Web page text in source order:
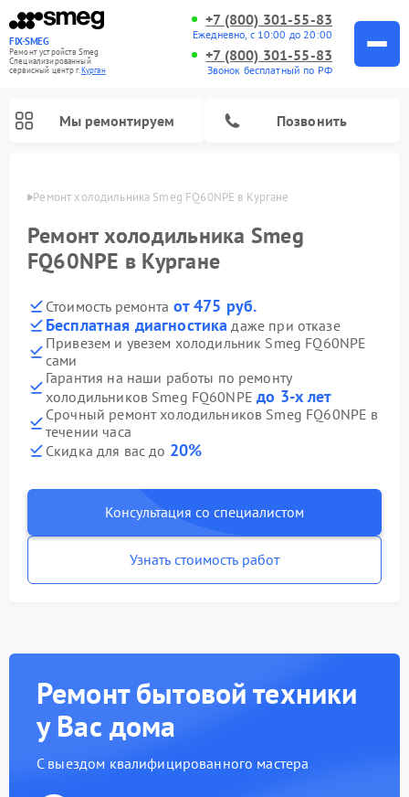
FIX-SMEG
Ремонт устройств Smeg
Специализированный
cервисный центр г.Курган
+7 (800) 301-55-83
Ежедневно, с 10:00 до 20:00
+7 (800) 301-55-83
Звонок бесплатный по РФ
Мы ремонтируем Позвонить
Ремонт холодильника Smeg FQ60NPE в Кургане
Ремонт холодильника Smeg
FQ60NPE в Кургане
Стоимость ремонта от 475 руб.
Бесплатная диагностика даже при отказе
Привезем и увезем холодильник Smeg FQ60NPE
сами
Гарантия на наши работы по ремонту
холодильников Smeg FQ60NPEдо 3-х лет
Срочный ремонт холодильников Smeg FQ60NPE в
течении часа
Скидка для вас до 20%
Консультация со специалистом
Узнать стоимость работ
Ремонт бытовой техники
у Вас дома
С выездом квалифицированного мастера